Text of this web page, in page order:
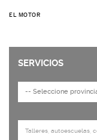
EL MOTOR